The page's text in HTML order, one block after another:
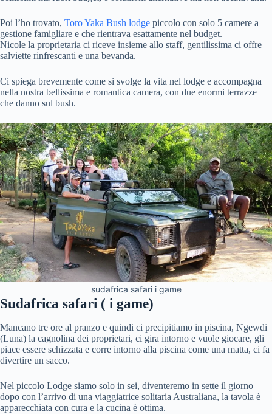
Poi l’ho trovato, Toro Yaka Bush lodge piccolo con solo 5 camere a
gestione famigliare e che rientrava esattamente nel budget.
Nicole la proprietaria ci riceve insieme allo staff, gentilissima ci offre
salviette rinfrescanti e una bevanda.
Ci spiega brevemente come si svolge la vita nel lodge e accompagna
nella nostra bellissima e romantica camera, con due enormi terrazze
che danno sul bush.
sudafrica safari i game
Sudafrica safari ( i game)
Mancano tre ore al pranzo e quindi ci precipitiamo in piscina, Ngewdi
(Luna) la cagnolina dei proprietari, ci gira intorno e vuole giocare, gli
piace essere schizzata e corre intorno alla piscina come una matta, ci fa
divertire un sacco.
Nel piccolo Lodge siamo solo in sei, diventeremo in sette il giorno
dopo con l’arrivo di una viaggiatrice solitaria Australiana, la tavola è
apparecchiata con cura e la cucina è ottima.